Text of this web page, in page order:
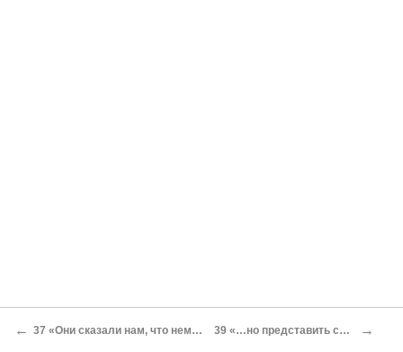
← 37 «Они сказали нам, что немцы высадили впереди десант с двумя танкетками…» 39 «…но представить себе, что немцы в Смоленске… мы не могли» →